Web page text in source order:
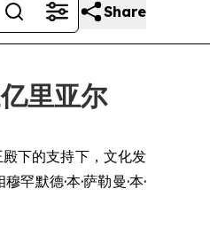
Share
里亚尔
下的支持下，文化发
默德·本·萨勒曼·本·